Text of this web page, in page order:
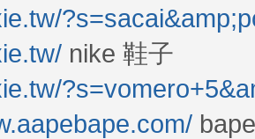
nike 鞋子